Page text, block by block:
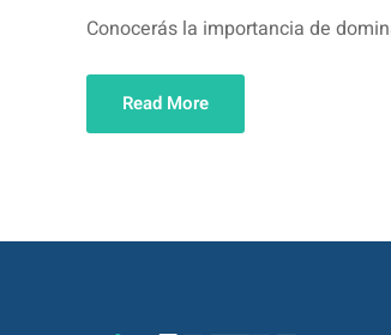
Conocerás la importancia de
Read More